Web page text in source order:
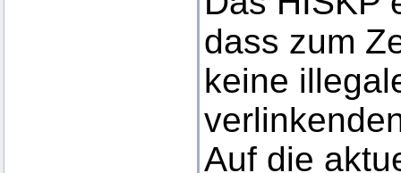
dass zum
keine
Auf die